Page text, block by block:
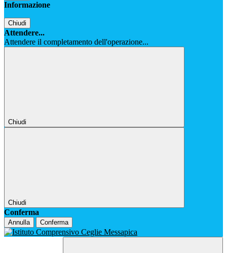
Informazione
Chiudi
Attendere...
Attendere il completamento dell'operazione...
Chiudi
Chiudi
Conferma
Annulla Conferma